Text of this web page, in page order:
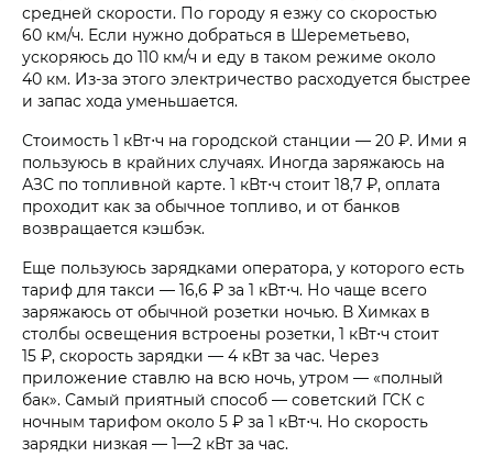
средней скорости. По городу я езжу со скоростью
60 км/ч. Если нужно добраться в Шереметьево,
ускоряюсь до 110 км/ч и еду в таком режиме около
40 км. Из-за этого электричество расходуется быстрее
и запас хода уменьшается.
Стоимость 1 кВт⋅ч на городской станции — 20 ₽. Ими я
пользуюсь в крайних случаях. Иногда заряжаюсь на
АЗС по топливной карте. 1 кВт⋅ч стоит 18,7 ₽, оплата
проходит как за обычное топливо, и от банков
возвращается кэшбэк.
Еще пользуюсь зарядками оператора, у которого есть
тариф для такси — 16,6 ₽ за 1 кВт⋅ч. Но чаще всего
заряжаюсь от обычной розетки ночью. В Химках в
столбы освещения встроены розетки, 1 кВт⋅ч стоит
15 ₽, скорость зарядки — 4 кВт за час. Через
приложение ставлю на всю ночь, утром — «полный
бак». Самый приятный способ — советский ГСК с
ночным тарифом около 5 ₽ за 1 кВт⋅ч. Но скорость
зарядки низкая — 1—2 кВт за час.